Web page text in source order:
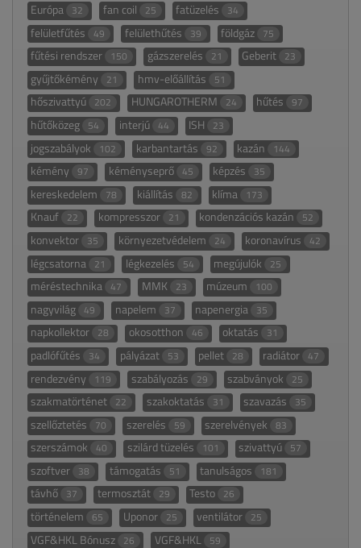
Európa 32 fan coil 25 fatüzelés 34
felületfűtés 49 felülethűtés 39 földgáz 75
fűtési rendszer 150 gázszerelés 21 Geberit 23
gyűjtőkémény 21 hmv-előállítás 51
hőszivattyú 202 HUNGAROTHERM 24 hűtés 97
hűtőközeg 54 interjú 44 ISH 23
jogszabályok 102 karbantartás 92 kazán 144
kémény 97 kéményseprő 45 képzés 35
kereskedelem 78 kiállítás 82 klíma 173
Knauf 22 kompresszor 21 kondenzációs kazán 52
konvektor 35 környezetvédelem 24 koronavírus 42
légcsatorna 21 légkezelés 54 megújulók 25
méréstechnika 47 MMK 23 múzeum 100
nagyvilág 49 napelem 37 napenergia 35
napkollektor 28 okosotthon 46 oktatás 31
padlófűtés 34 pályázat 53 pellet 28 radiátor 47
rendezvény 119 szabályozás 29 szabványok 25
szakmatörténet 22 szakoktatás 31 szavazás 35
szellőztetés 70 szerelés 59 szerelvények 83
szerszámok 40 szilárd tüzelés 101 szivattyú 57
szoftver 38 támogatás 51 tanulságos 181
távhő 37 termosztát 29 Testo 26
történelem 65 Uponor 25 ventilátor 25
VGF&HKL Bónusz 26 VGF&HKL 59